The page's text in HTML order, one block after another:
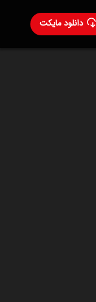
دانلود مایکت